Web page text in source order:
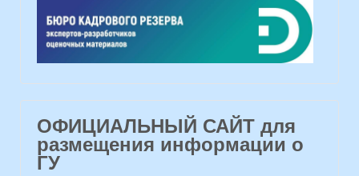
ОФИЦИАЛЬНЫЙ САЙТ для
размещения информации о
ГУ